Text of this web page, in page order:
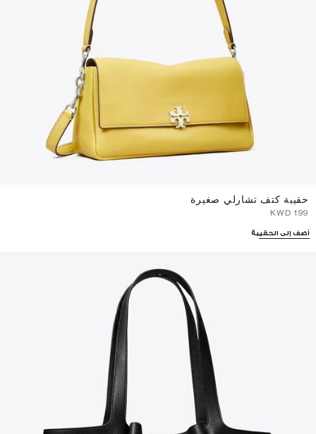
حقيبة كتف تشارلي صغيرة
أضف إلى الحقيبة